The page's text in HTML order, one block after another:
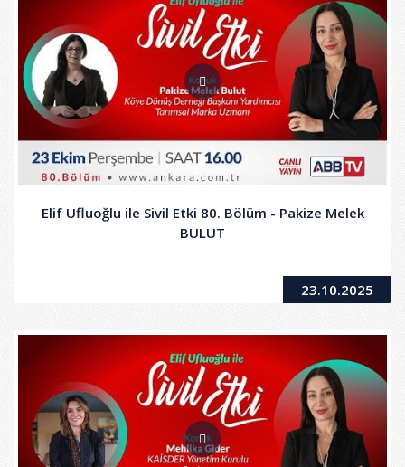
Elif Ufluoğlu ile Sivil Etki 80. Bölüm - Pakize Melek
BULUT
23.10.2025